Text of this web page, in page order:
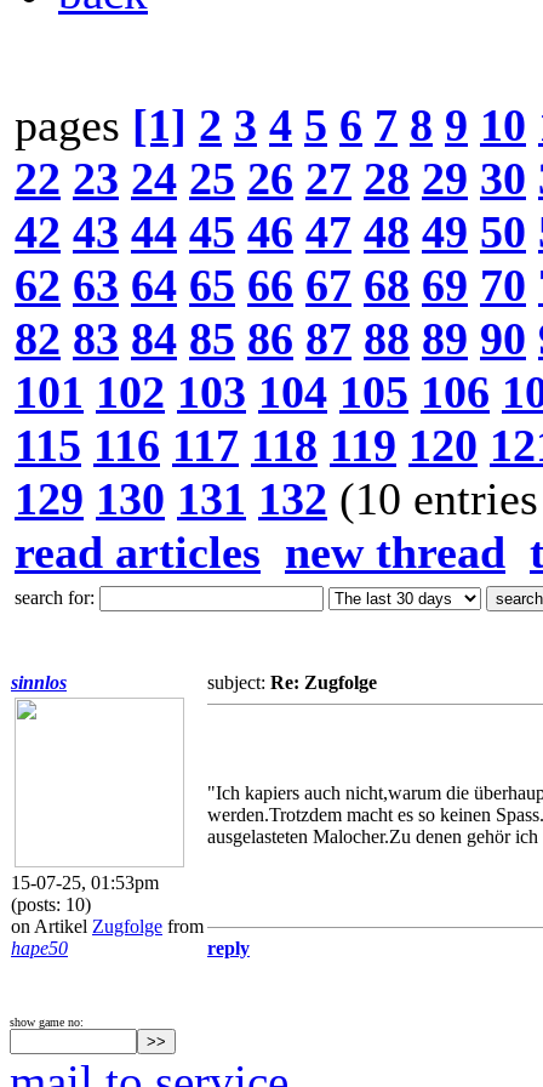
pages [1] 2 3 4 5 6 7 8 9 10
22 23 24 25 26 27 28 29 30
42 43 44 45 46 47 48 49 50
62 63 64 65 66 67 68 69 70
82 83 84 85 86 87 88 89 90
101 102 103 104 105 106
115 116 117 118 119 120
129 130 131 132 (10
read articles new thread
search for:
sinnlos
15-07-25, 01:53pm
(posts: 10)
on Artikel Zugfolge from
hape50
subject: Re: Zugfolge
"Ich kapiers auch nicht,warum die
werden.Trotzdem macht es so keinen
ausgelasteten Malocher.Zu denen gehör
reply
show game no: